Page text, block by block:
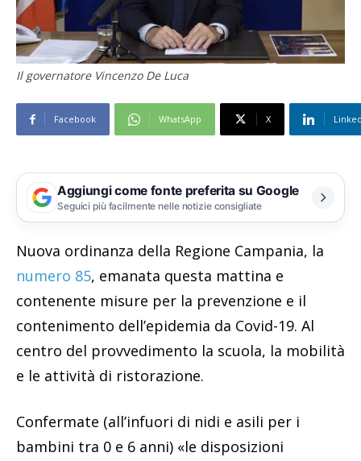
Il governatore Vincenzo De Luca
Facebook WhatsApp X
Aggiungi come fonte preferita su Google
Seguici più facilmente nelle notizie consigliate
Nuova ordinanza della Regione Campania, la
numero 85, emanata questa mattina e
contenente misure per la prevenzione e il
contenimento dell’epidemia da Covid-19. Al
centro del provvedimento la scuola, la mobilità
e le attività di ristorazione.
Confermate (all’infuori di nidi e asili per i
bambini tra 0 e 6 anni) «le disposizioni